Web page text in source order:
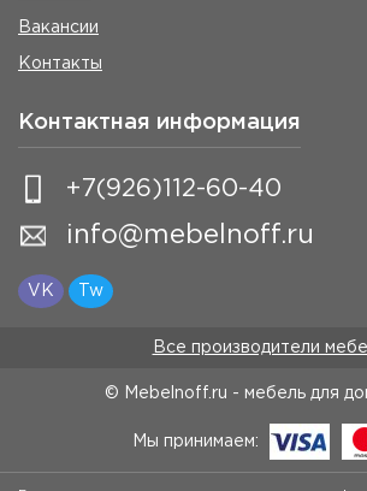
Вакансии
Контакты
Контактная информация
+7(926)112-60-40
info@mebelnoff.ru
VK Tw
Все производители
© Mebelnoff.ru - мебель для
Мы принимаем: